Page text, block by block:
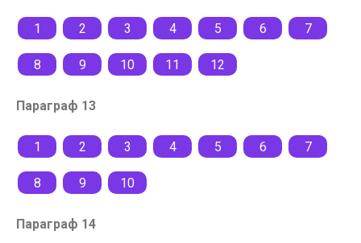
1 2 3 4 5 6 7
8 9 10 11 12
Параграф 13
1 2 3 4 5 6 7
8 9 10
Параграф 14